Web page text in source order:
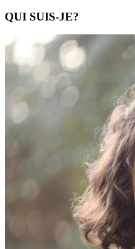
QUI SUIS-JE?